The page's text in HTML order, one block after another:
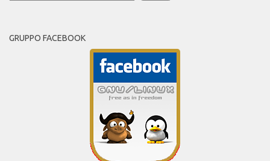
GRUPPO FACEBOOK